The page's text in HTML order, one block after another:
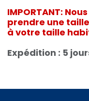
IMPORTANT:
prendre une
à votre taille
Expédition : 5